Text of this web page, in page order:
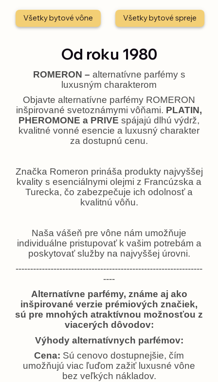
Všetky bytové vône Všetky bytové spreje
Od roku 1980
ROMERON – alternatívne parfémy s
luxusným charakterom
Objavte alternatívne parfémy ROMERON
inšpirované svetoznámymi vôňami. PLATIN,
PHEROMONE a PRIVE spájajú dlhú výdrž,
kvalitné vonné esencie a luxusný charakter
za dostupnú cenu.
Značka Romeron prináša produkty najvyššej
kvality s esenciálnymi olejmi z Francúzska a
Turecka, čo zabezpečuje ich odolnosť a
kvalitnú vôňu.
Naša vášeň pre vône nám umožňuje
individuálne pristupovať k vašim potrebám a
poskytovať služby na najvyššej úrovni.
----------------------------------------------------------------
----
Alternatívne parfémy, známe aj ako
inšpirované verzie prémiových značiek,
sú pre mnohých atraktívnou možnosťou z
viacerých dôvodov:
Výhody alternatívnych parfémov:
Cena: Sú cenovo dostupnejšie, čím
umožňujú viac ľuďom zažiť luxusné vône
bez veľkých nákladov.